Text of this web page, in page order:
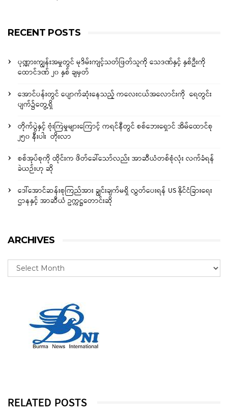
RECENT POSTS
ပုဏ္ဏားကျွန်းအမှုတွင် မုဒိမ်းကျင့်သတ်ဖြတ်သူကို သေဒဏ်နှင့် နှစ်ဦးကို
ထောင်ဒဏ် ၂၀ နှစ် ချမှတ်
အောင်ပန်းတွင် ပျောက်ဆုံးနေသည့် ကလေးငယ်အလောင်းကို ရေတွင်း
ပျက်၌တွေ့ရှိ
တိုက်ပွဲနှင့် ဗုံးကြဲမှုများကြောင့် ကရင်နီတွင် စစ်ဘေးရှောင် အိမ်ထောင်စု
၂၅၀ နီးပါး တိုးလာ
စစ်အုပ်စုကို ထိုင်းက ဖိတ်ခေါ်သော်လည်း အာဆီယံတစ်စုံလုံး လက်ခံရန်
ခဲယဉ်းဟု ဆို
ဒေါ်အောင်ဆန်းစုကြည်အား ချွင်းချက်မရှိ လွှတ်ပေးရန် US နိုင်ငံခြားရေး
ဌာနနှင့် အာဆီယံ ဥက္ကဋ္ဌတောင်းဆို
ARCHIVES
RELATED POSTS